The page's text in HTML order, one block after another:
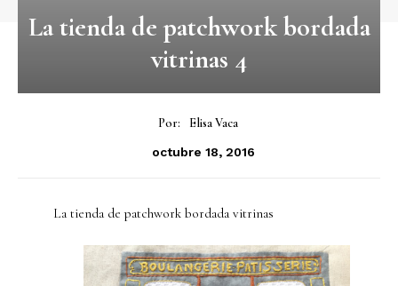
La tienda de patchwork bordada
vitrinas 4
Por: Elisa Vaca
octubre 18, 2016
La tienda de patchwork bordada vitrinas